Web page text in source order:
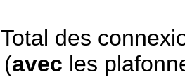
Total des
(avec les